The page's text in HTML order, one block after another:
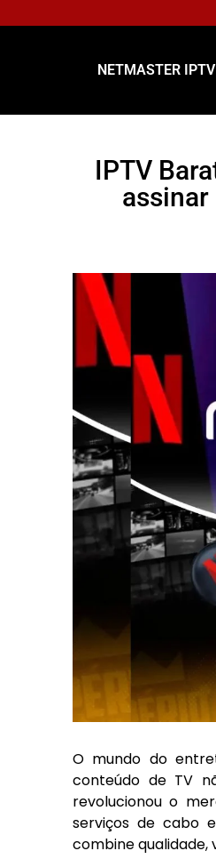
NETMASTER IPTV
IPTV
assinar
O mundo do
conteúdo de TV
revolucionou o
serviços de cabo
combine qualidade,